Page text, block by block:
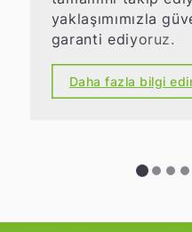
yaklaşımımızla
garanti ediyoruz.
Daha fazla bilgi